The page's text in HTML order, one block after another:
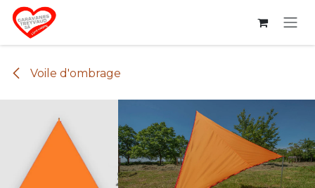
Se rendre au contenu
Voile d'ombrage